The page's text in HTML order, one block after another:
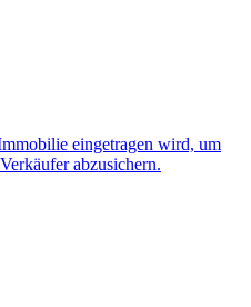
eingetragen wird, um
abzusichern.